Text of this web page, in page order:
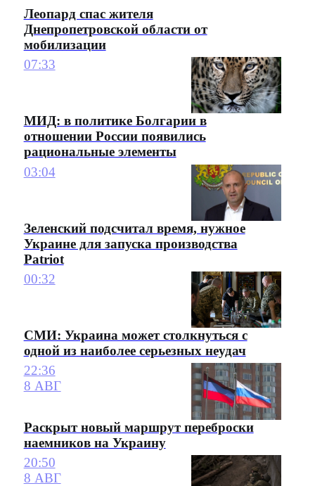
Леопард спас жителя
Днепропетровской области от
мобилизации
07:33
МИД: в политике Болгарии в
отношении России появились
рациональные элементы
03:04
Зеленский подсчитал время, нужное
Украине для запуска производства
Patriot
00:32
СМИ: Украина может столкнуться с
одной из наиболее серьезных неудач
22:36
8 АВГ
Раскрыт новый маршрут переброски
наемников на Украину
20:50
8 АВГ